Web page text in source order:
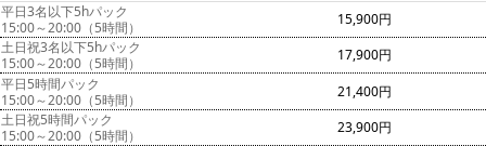
平日3名以下5hパック
15:00～20:00（5時間）
15,900円
土日祝3名以下5hパック
15:00～20:00（5時間）
17,900円
平日5時間パック
15:00～20:00（5時間）
21,400円
土日祝5時間パック
15:00～20:00（5時間）
23,900円